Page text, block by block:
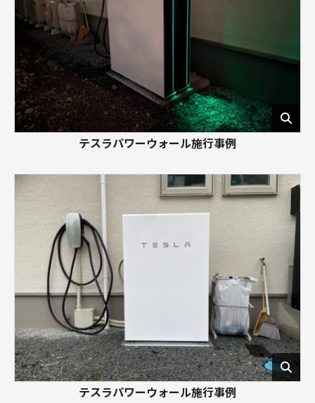
テスラパワーウォール施行事例
テスラパワーウォール施行事例